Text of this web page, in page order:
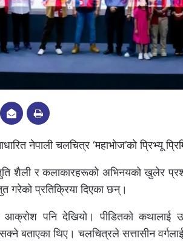
नेपाली चलचित्र ‘महाभोज’को प्रिभ्यू
शैली र कलाकारहरूको अभिनयको खुलेर
गरेको प्रतिक्रिया दिएका छन्।
पनि देखियो। पीडितको कथालाई
बताएका थिए। चलचित्रले सत्तासीन